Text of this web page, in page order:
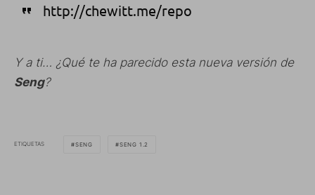
http://chewitt.me/repo
Y a ti… ¿Qué te ha parecido esta nueva versión de
Seng?
ETIQUETAS SENG SENG 1.2